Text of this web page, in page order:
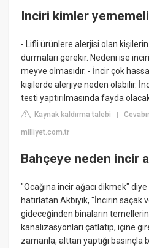
Inciri kimler
- Lifli ürünlere alerjisi olan
durmaları gerekir. Nedeni ise
meyve olmasıdır. - İncir çok
kişilerde alerjiye neden olabilir.
testi yaptırılmasında fayda
Kaynak kaldırma talebi |
milliyet.com.tr
Bahçeye neden incir
"Ocağına incir ağacı dikmek"
hatırlatan Akbıyık, "İncirin saçak
gideceğinden binaların
kanalizasyonları çatlatıp, içine
zamanla, alttan yaptığı basınçla